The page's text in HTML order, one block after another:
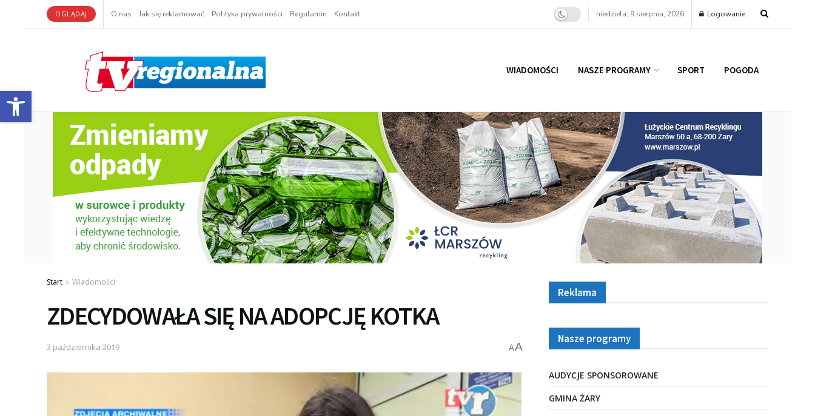
Otwórz pasek narzędzi
OGLĄDAJ O nas Jak się reklamować Polityka prywatności Regulamin Kontakt niedziela, 9 sierpnia, 2026 Logowanie
WIADOMOŚCI NASZE PROGRAMY SPORT POGODA
Start Wiadomości
ZDECYDOWAŁA SIĘ NA ADOPCJĘ KOTKA
3 października 2019 AA
Reklama
Nasze programy
AUDYCJE SPONSOROWANE
GMINA ŻARY